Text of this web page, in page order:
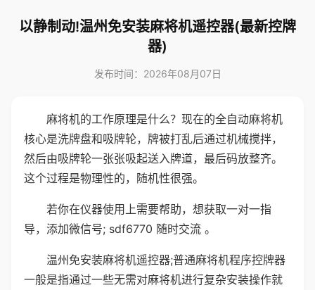
以静制动!温州免安装麻将机遥控器(最新控牌
器)
发布时间：2026年08月07日
麻将机的工作原理是什么？现在的全自动麻将机
核心是洗牌盘和吸牌轮，牌被打乱后通过机械搅拌，
然后由吸牌轮一张张吸起送入牌道，最后码放整齐。
这个过程是物理性的，随机性很强。
若你在仪器使用上需要帮助，想获取一对一指
导，添加微信号; sdf6770 随时交流 。
温州免安装麻将机遥控器;普通麻将机程序控牌器
一般是指通过一些无需对麻将机进行复杂安装操作就